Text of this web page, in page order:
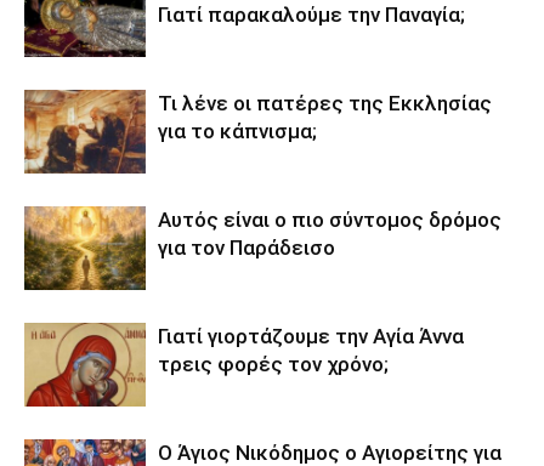
Γιατί παρακαλούμε την Παναγία;
Τι λένε οι πατέρες της Εκκλησίας
για το κάπνισμα;
Αυτός είναι ο πιο σύντομος δρόμος
για τον Παράδεισο
Γιατί γιορτάζουμε την Αγία Άννα
τρεις φορές τον χρόνο;
Ο Άγιος Νικόδημος ο Αγιορείτης για